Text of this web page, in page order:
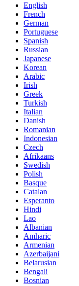
English
French
German
Portuguese
Spanish
Russian
Japanese
Korean
Arabic
Irish
Greek
Turkish
Italian
Danish
Romanian
Indonesian
Czech
Afrikaans
Swedish
Polish
Basque
Catalan
Esperanto
Hindi
Lao
Albanian
Amharic
Armenian
Azerbaijani
Belarusian
Bengali
Bosnian